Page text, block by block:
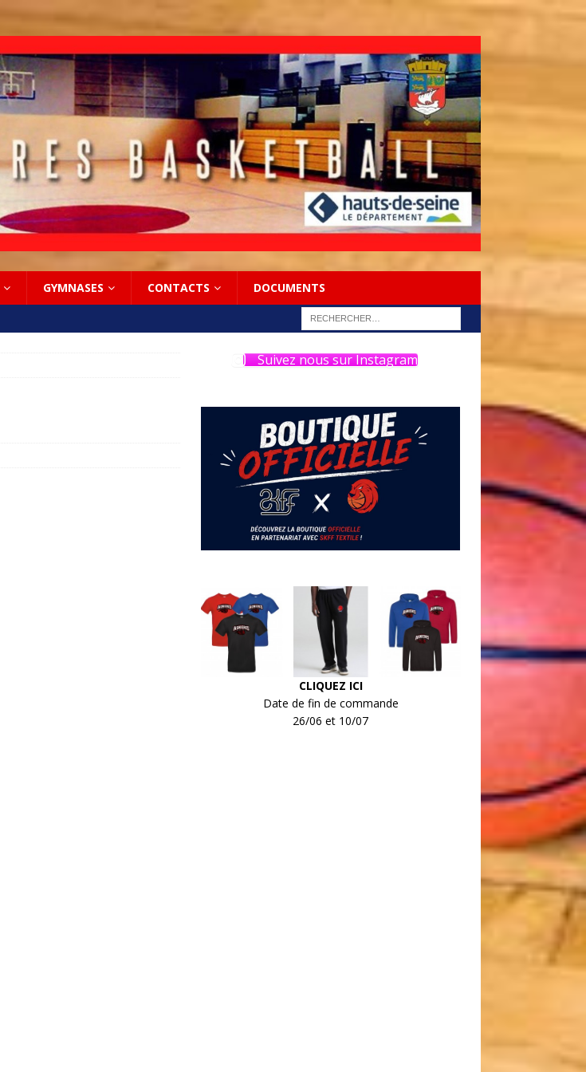
GYMNASES CONTACTS DOCUMENTS
Suivez nous sur Instagram
CLIQUEZ ICI
Date de fin de commande
26/06 et 10/07